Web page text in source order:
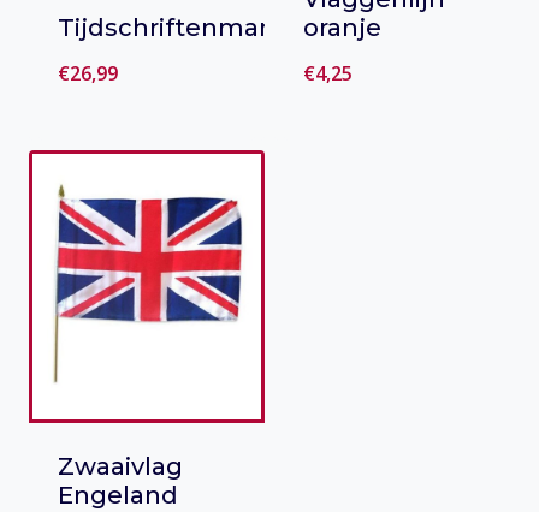
Tijdschriftenmand
€26,99
aan verlanglijst
oranje
€4,25
Zwaaivlag
Engeland